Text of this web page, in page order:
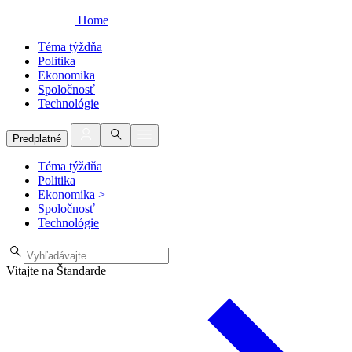
Home
Téma týždňa
Politika
Ekonomika
Spoločnosť
Technológie
Predplatné
Téma týždňa
Politika
Ekonomika >
Spoločnosť
Technológie
Vitajte na Štandarde